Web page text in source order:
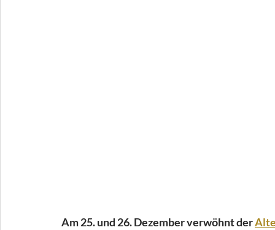
Am 25. und 26. Dezember verwöhnt der